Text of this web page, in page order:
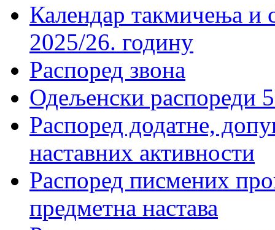
Календар такмичења
2025/26. годину
Распоред звона
Одељенски распореди
Распоред додатне,
наставних активности
Распоред писмених
предметна настава